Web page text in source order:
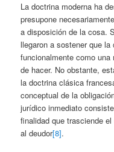
La doctrina moderna ha
presupone
a disposición de la cosa.
llegaron a sostener que
funcionalmente como
de hacer. No obstante,
la doctrina clásica
conceptual de la
jurídico inmediato
finalidad que trasciende
al deudor[8].